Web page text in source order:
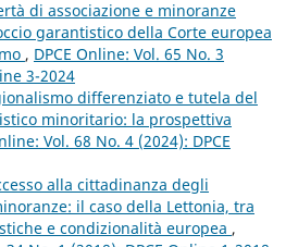
di associazione e minoranze
garantistico della Corte europea
, DPCE Online: Vol. 65 No. 3
3-2024
differenziato e tutela del
minoritario: la prospettiva
Vol. 68 No. 4 (2024): DPCE
alla cittadinanza degli
il caso della Lettonia, tra
e condizionalità europea ,